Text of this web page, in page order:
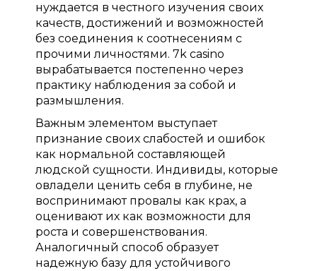
нуждается в честного изучения своих
качеств, достижений и возможностей
без соединения к соотнесениям с
прочими личностями. 7k casino
вырабатывается постепенно через
практику наблюдения за собой и
размышления.
Важным элементом выступает
признание своих слабостей и ошибок
как нормальной составляющей
людской сущности. Индивиды, которые
овладели ценить себя в глубине, не
воспринимают провалы как крах, а
оценивают их как возможности для
роста и совершенствования.
Аналогичный способ образует
надежную базу для устойчивого